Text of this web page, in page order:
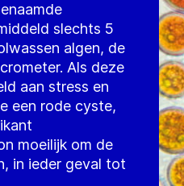
slechts 5
algen, de
Als deze
aan stress en
een rode cyste,
moeilijk om de
in ieder geval tot